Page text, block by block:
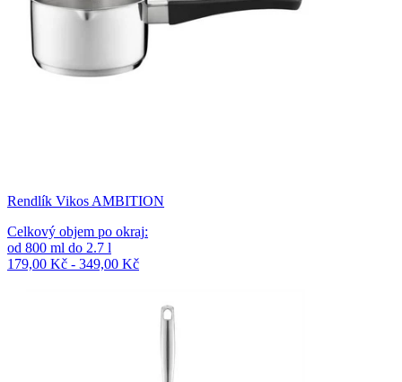
Rendlík Vikos AMBITION
Celkový objem po okraj:
od 800 ml do 2.7 l
179,00 Kč - 349,00 Kč